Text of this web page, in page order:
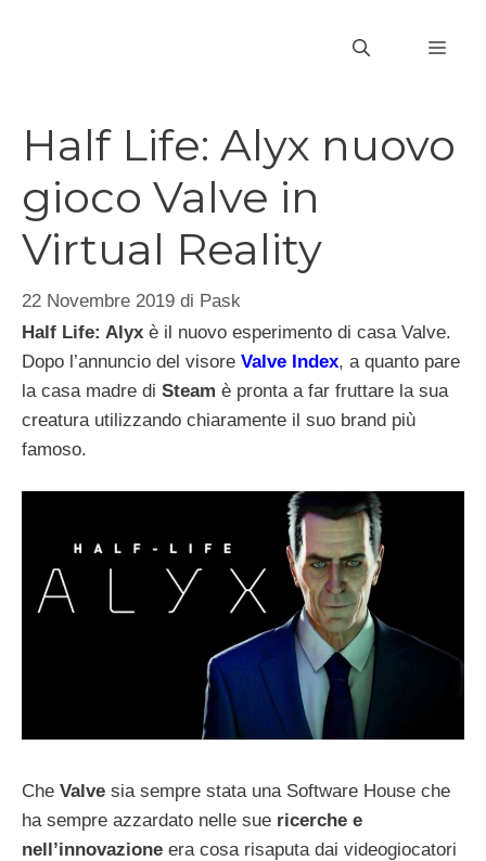
Half Life: Alyx nuovo
gioco Valve in
Virtual Reality
22 Novembre 2019 di Pask
Half Life: Alyx è il nuovo esperimento di casa Valve.
Dopo l’annuncio del visore Valve Index, a quanto pare
la casa madre di Steam è pronta a far fruttare la sua
creatura utilizzando chiaramente il suo brand più
famoso.
Che Valve sia sempre stata una Software House che
ha sempre azzardato nelle sue ricerche e
nell’innovazione era cosa risaputa dai videogiocatori